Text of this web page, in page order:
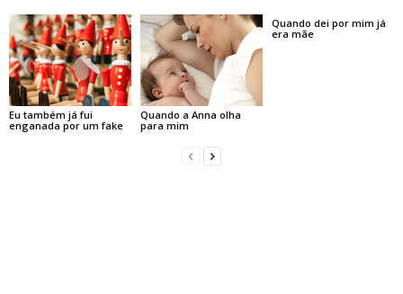
Eu também já fui
enganada por um fake
Quando a Anna olha
para mim
Quando dei por mim já
era mãe